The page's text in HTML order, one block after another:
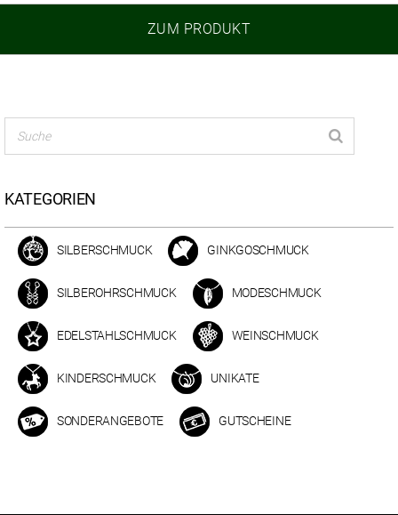
ZUM PRODUKT
KATEGORIEN
SILBERSCHMUCK GINKGOSCHMUCK
SILBEROHRSCHMUCK MODESCHMUCK
EDELSTAHLSCHMUCK WEINSCHMUCK
KINDERSCHMUCK UNIKATE
SONDERANGEBOTE GUTSCHEINE